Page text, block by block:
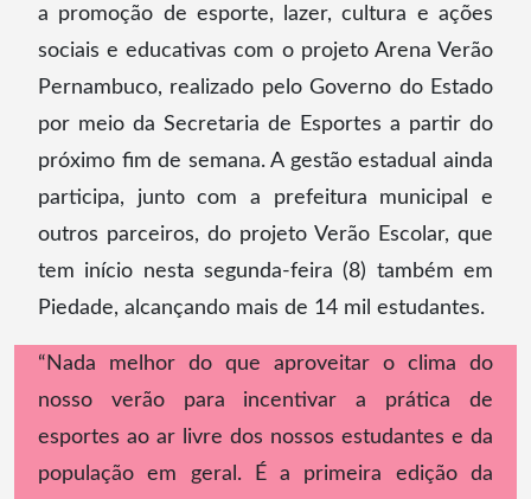
a promoção de esporte, lazer, cultura e ações
sociais e educativas com o projeto Arena Verão
Pernambuco, realizado pelo Governo do Estado
por meio da Secretaria de Esportes a partir do
próximo fim de semana. A gestão estadual ainda
participa, junto com a prefeitura municipal e
outros parceiros, do projeto Verão Escolar, que
tem início nesta segunda-feira (8) também em
Piedade, alcançando mais de 14 mil estudantes.
“Nada melhor do que aproveitar o clima do
nosso verão para incentivar a prática de
esportes ao ar livre dos nossos estudantes e da
população em geral. É a primeira edição da